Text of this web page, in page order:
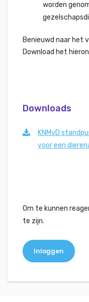
worden
Benieuwd naar het
Download het
Downloads
KNMvD
voor een
Om te kunnen
te zijn.
Inloggen